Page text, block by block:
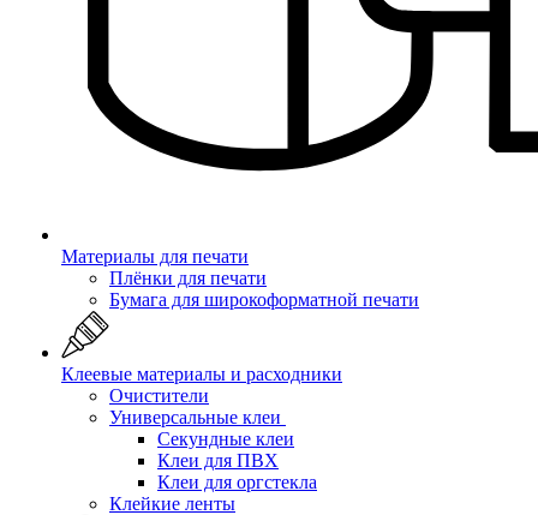
Материалы для печати
Плёнки для печати
Бумага для широкоформатной печати
Клеевые материалы и расходники
Очистители
Универсальные клеи
Секундные клеи
Клеи для ПВХ
Клеи для оргстекла
Клейкие ленты